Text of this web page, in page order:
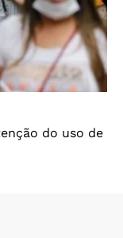
do uso de